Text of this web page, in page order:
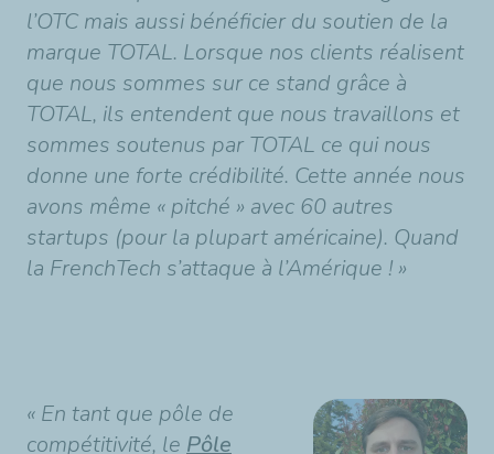
l’OTC mais aussi bénéficier du soutien de la
marque TOTAL. Lorsque nos clients réalisent
que nous sommes sur ce stand grâce à
TOTAL, ils entendent que nous travaillons et
sommes soutenus par TOTAL ce qui nous
donne une forte crédibilité. Cette année nous
avons même « pitché » avec 60 autres
startups (pour la plupart américaine). Quand
la FrenchTech s’attaque à l’Amérique ! »
« En tant que pôle de
compétitivité, le Pôle